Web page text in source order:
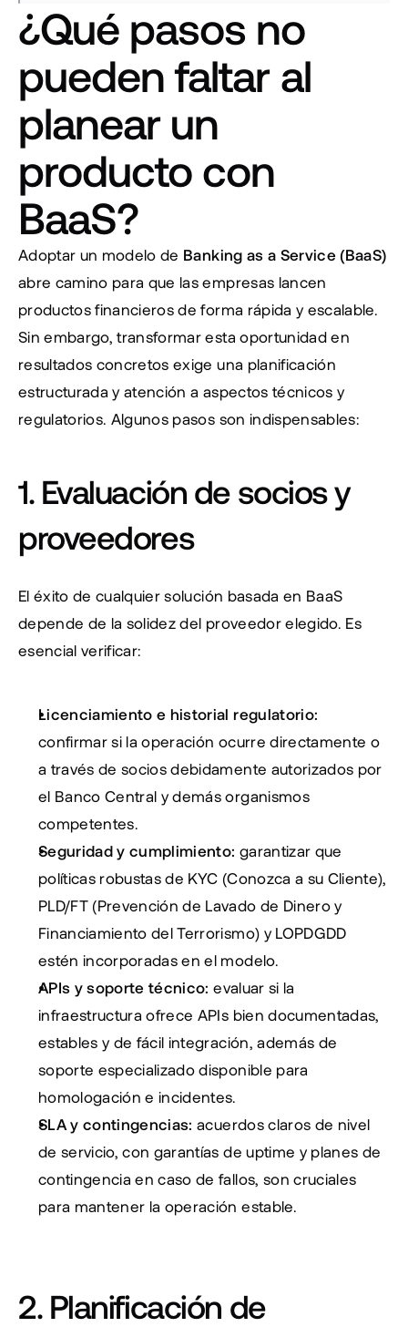
¿Qué pasos no
pueden faltar al
planear un
producto con
BaaS?
Adoptar un modelo de Banking as a Service (BaaS)
abre camino para que las empresas lancen
productos financieros de forma rápida y escalable.
Sin embargo, transformar esta oportunidad en
resultados concretos exige una planificación
estructurada y atención a aspectos técnicos y
regulatorios. Algunos pasos son indispensables:
1. Evaluación de socios y
proveedores
El éxito de cualquier solución basada en BaaS
depende de la solidez del proveedor elegido. Es
esencial verificar:
Licenciamiento e historial regulatorio:
confirmar si la operación ocurre directamente o
a través de socios debidamente autorizados por
el Banco Central y demás organismos
competentes.
Seguridad y cumplimiento: garantizar que
políticas robustas de KYC (Conozca a su Cliente),
PLD/FT (Prevención de Lavado de Dinero y
Financiamiento del Terrorismo) y LOPDGDD
estén incorporadas en el modelo.
APIs y soporte técnico: evaluar si la
infraestructura ofrece APIs bien documentadas,
estables y de fácil integración, además de
soporte especializado disponible para
homologación e incidentes.
SLA y contingencias: acuerdos claros de nivel
de servicio, con garantías de uptime y planes de
contingencia en caso de fallos, son cruciales
para mantener la operación estable.
2. Planificación de